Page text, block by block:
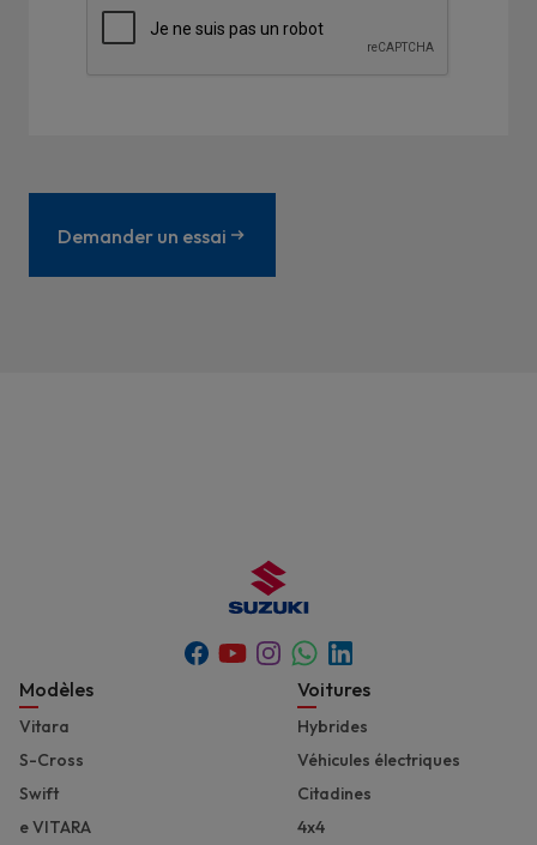
Demander un essai
Facebook
YoutubeInstagram
Whatsapp
Linkedin
Footer
Modèles
Vitara
S-Cross
Swift
e VITARA
Voitures
Hybrides
Véhicules électriques
Citadines
4x4